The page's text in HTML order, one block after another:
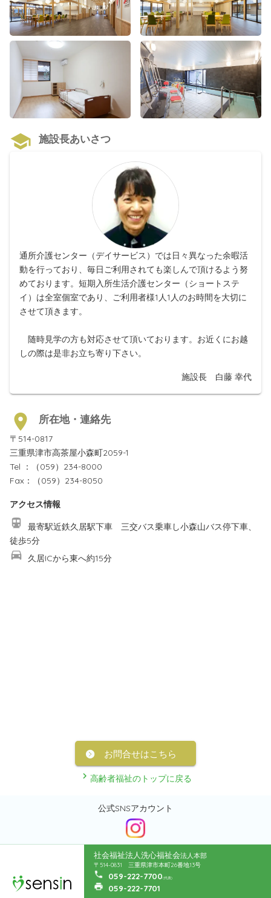
施設長あいさつ
通所介護センター（デイサービス）では日々異なった余暇活
動を行っており、毎日ご利用されても楽しんで頂けるよう努
めております。短期入所生活介護センター（ショートステ
イ）は全室個室であり、ご利用者様1人1人のお時間を大切に
させて頂きます。
随時見学の方も対応させて頂いております。お近くにお越
しの際は是非お立ち寄り下さい。
施設長 白藤 幸代
所在地・連絡先
〒514-0817
三重県津市高茶屋小森町2059-1
Tel ：（059）234-8000
Fax：（059）234-8050
アクセス情報
最寄駅近鉄久居駅下車 三交バス乗車し小森山バス停下車、
徒歩5分
久居ICから東へ約15分
お問合せはこちら
高齢者福祉のトップに戻る
公式SNSアカウント
社会福祉法人洗心福祉会法人本部
〒514-0831 三重県津市本町26番地13号
059-222-7700(代表)
059-222-7701